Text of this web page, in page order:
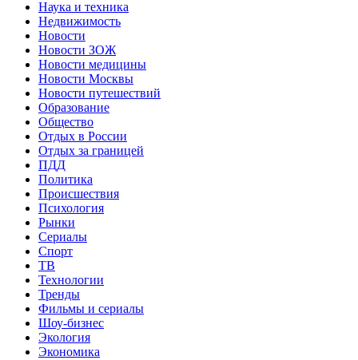
Наука и техника
Недвижимость
Новости
Новости ЗОЖ
Новости медицины
Новости Москвы
Новости путешествий
Образование
Общество
Отдых в России
Отдых за границей
ПДД
Политика
Происшествия
Психология
Рынки
Сериалы
Спорт
ТВ
Технологии
Тренды
Фильмы и сериалы
Шоу-бизнес
Экология
Экономика